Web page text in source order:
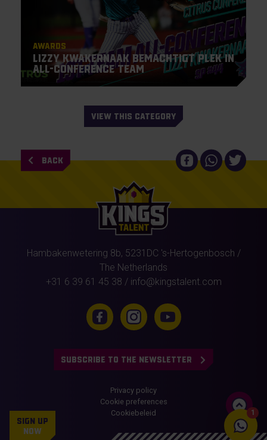
Awards
Lizzy Kwakernaak bemachtigt plek in
All-Conference Team
VIEW THIS CATEGORY
BACK
Hambakenwetering 8b, 5231DC 's-Hertogenbosch /
The Netherlands
+31 6 39 61 45 38 / info@kingstalent.com
SUBSCRIBE TO THE NEWSLETTER
Privacy policy
Cookie preferences
Cookiebeleid
SIGN UP
NOW
1